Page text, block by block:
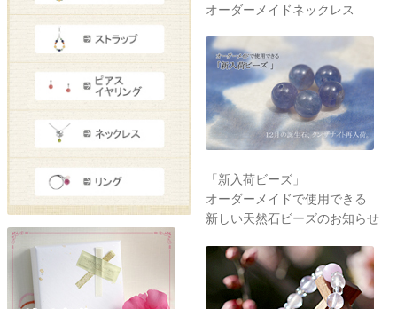
オーダーメイドネックレス
「新入荷ビーズ」
オーダーメイドで使用できる
新しい天然石ビーズのお知らせ